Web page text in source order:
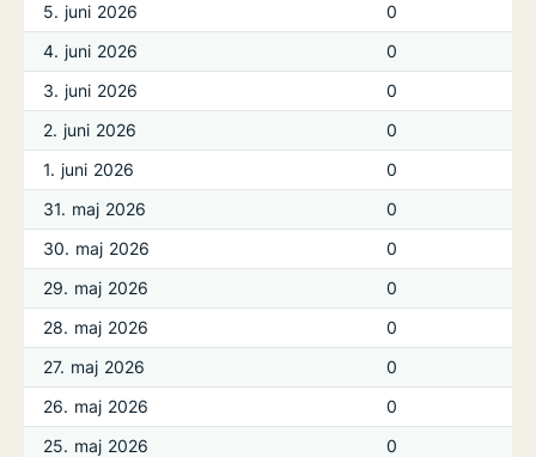
5. juni 2026
0
4. juni 2026
0
3. juni 2026
0
2. juni 2026
0
1. juni 2026
0
31. maj 2026
0
30. maj 2026
0
29. maj 2026
0
28. maj 2026
0
27. maj 2026
0
26. maj 2026
0
25. maj 2026
0